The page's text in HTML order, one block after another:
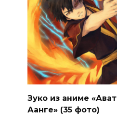
Зуко из аниме
Аанге» (35 фото)